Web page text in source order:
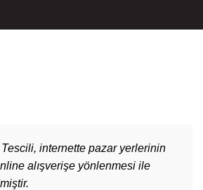
internette pazar yerlerinin
alışverişe yönlenmesi ile